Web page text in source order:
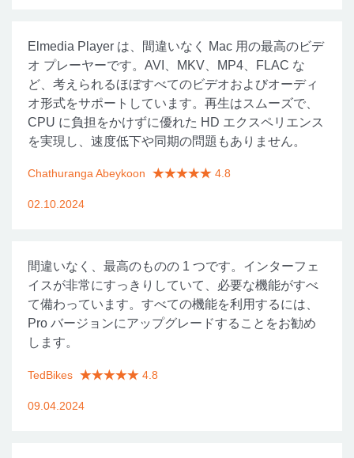
Elmedia Player は、間違いなく Mac 用の最高のビデ
オ プレーヤーです。AVI、MKV、MP4、FLAC な
ど、考えられるほぼすべてのビデオおよびオーディ
オ形式をサポートしています。再生はスムーズで、
CPU に負担をかけずに優れた HD エクスペリエンス
を実現し、速度低下や同期の問題もありません。
Chathuranga Abeykoon 4.8
02.10.2024
間違いなく、最高のものの 1 つです。インターフェ
イスが非常にすっきりしていて、必要な機能がすべ
て備わっています。すべての機能を利用するには、
Pro バージョンにアップグレードすることをお勧め
します。
TedBikes 4.8
09.04.2024